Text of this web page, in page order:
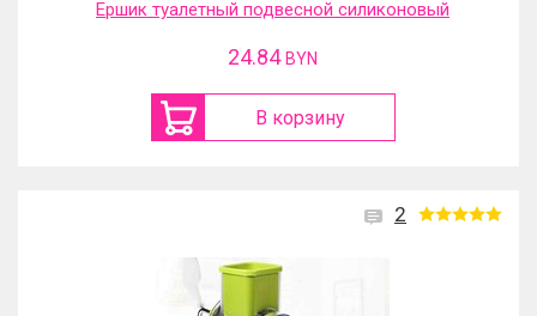
Ершик туалетный подвесной силиконовый
24.84 BYN
В корзину
2